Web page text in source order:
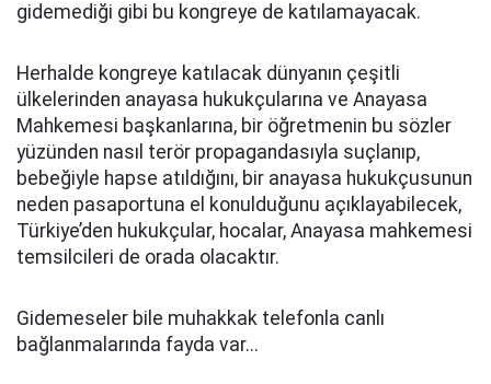
gidemediği gibi bu kongreye de katılamayacak.
Herhalde kongreye katılacak dünyanın çeşitli
ülkelerinden anayasa hukukçularına ve Anayasa
Mahkemesi başkanlarına, bir öğretmenin bu sözler
yüzünden nasıl terör propagandasıyla suçlanıp,
bebeğiyle hapse atıldığını, bir anayasa hukukçusunun
neden pasaportuna el konulduğunu açıklayabilecek,
Türkiye’den hukukçular, hocalar, Anayasa mahkemesi
temsilcileri de orada olacaktır.
Gidemeseler bile muhakkak telefonla canlı
bağlanmalarında fayda var...